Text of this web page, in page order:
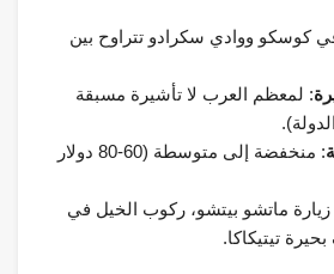
كوسكو ووادي سكرادو تتراوح بين
: لمعظم العرب لا تأشيرة مسبقة
: منخفضة إلى متوسطة (60-80 دولار
زيارة ماتشو بيتشو، ركوب الخيل في
تيتيكاكا.